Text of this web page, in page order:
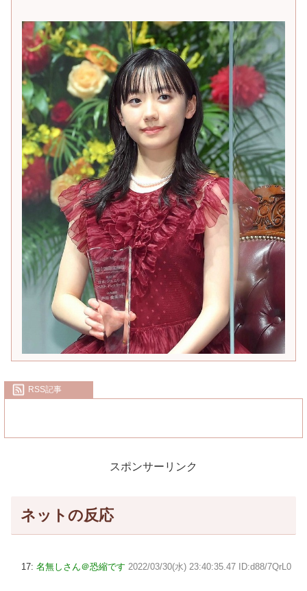
RSS記事
スポンサーリンク
ネットの反応
17: 名無しさん＠恐縮です 2022/03/30(水) 23:40:35.47 ID:d88/7QrL0